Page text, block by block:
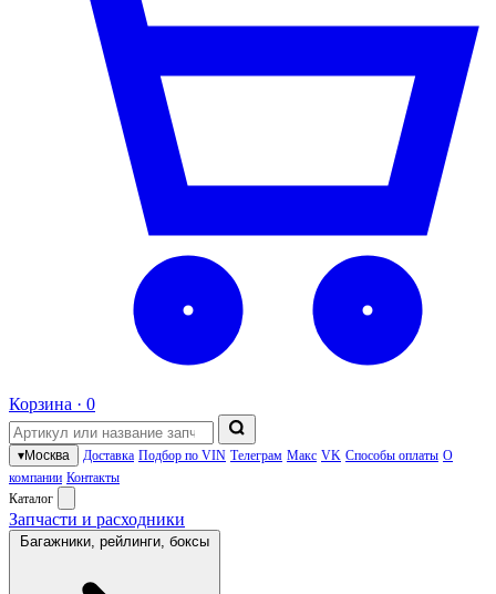
Корзина · 0
▾Москва Доставка Подбор по VIN Телеграм Макс VK Способы оплаты О
компании Контакты
Каталог
Запчасти и расходники
Багажники, рейлинги, боксы